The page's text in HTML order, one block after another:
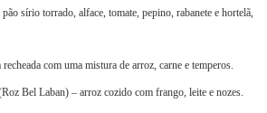
sírio torrado, alface, tomate, pepino, rabanete e hortelã,
com uma mistura de arroz, carne e temperos.
Bel Laban) – arroz cozido com frango, leite e nozes.